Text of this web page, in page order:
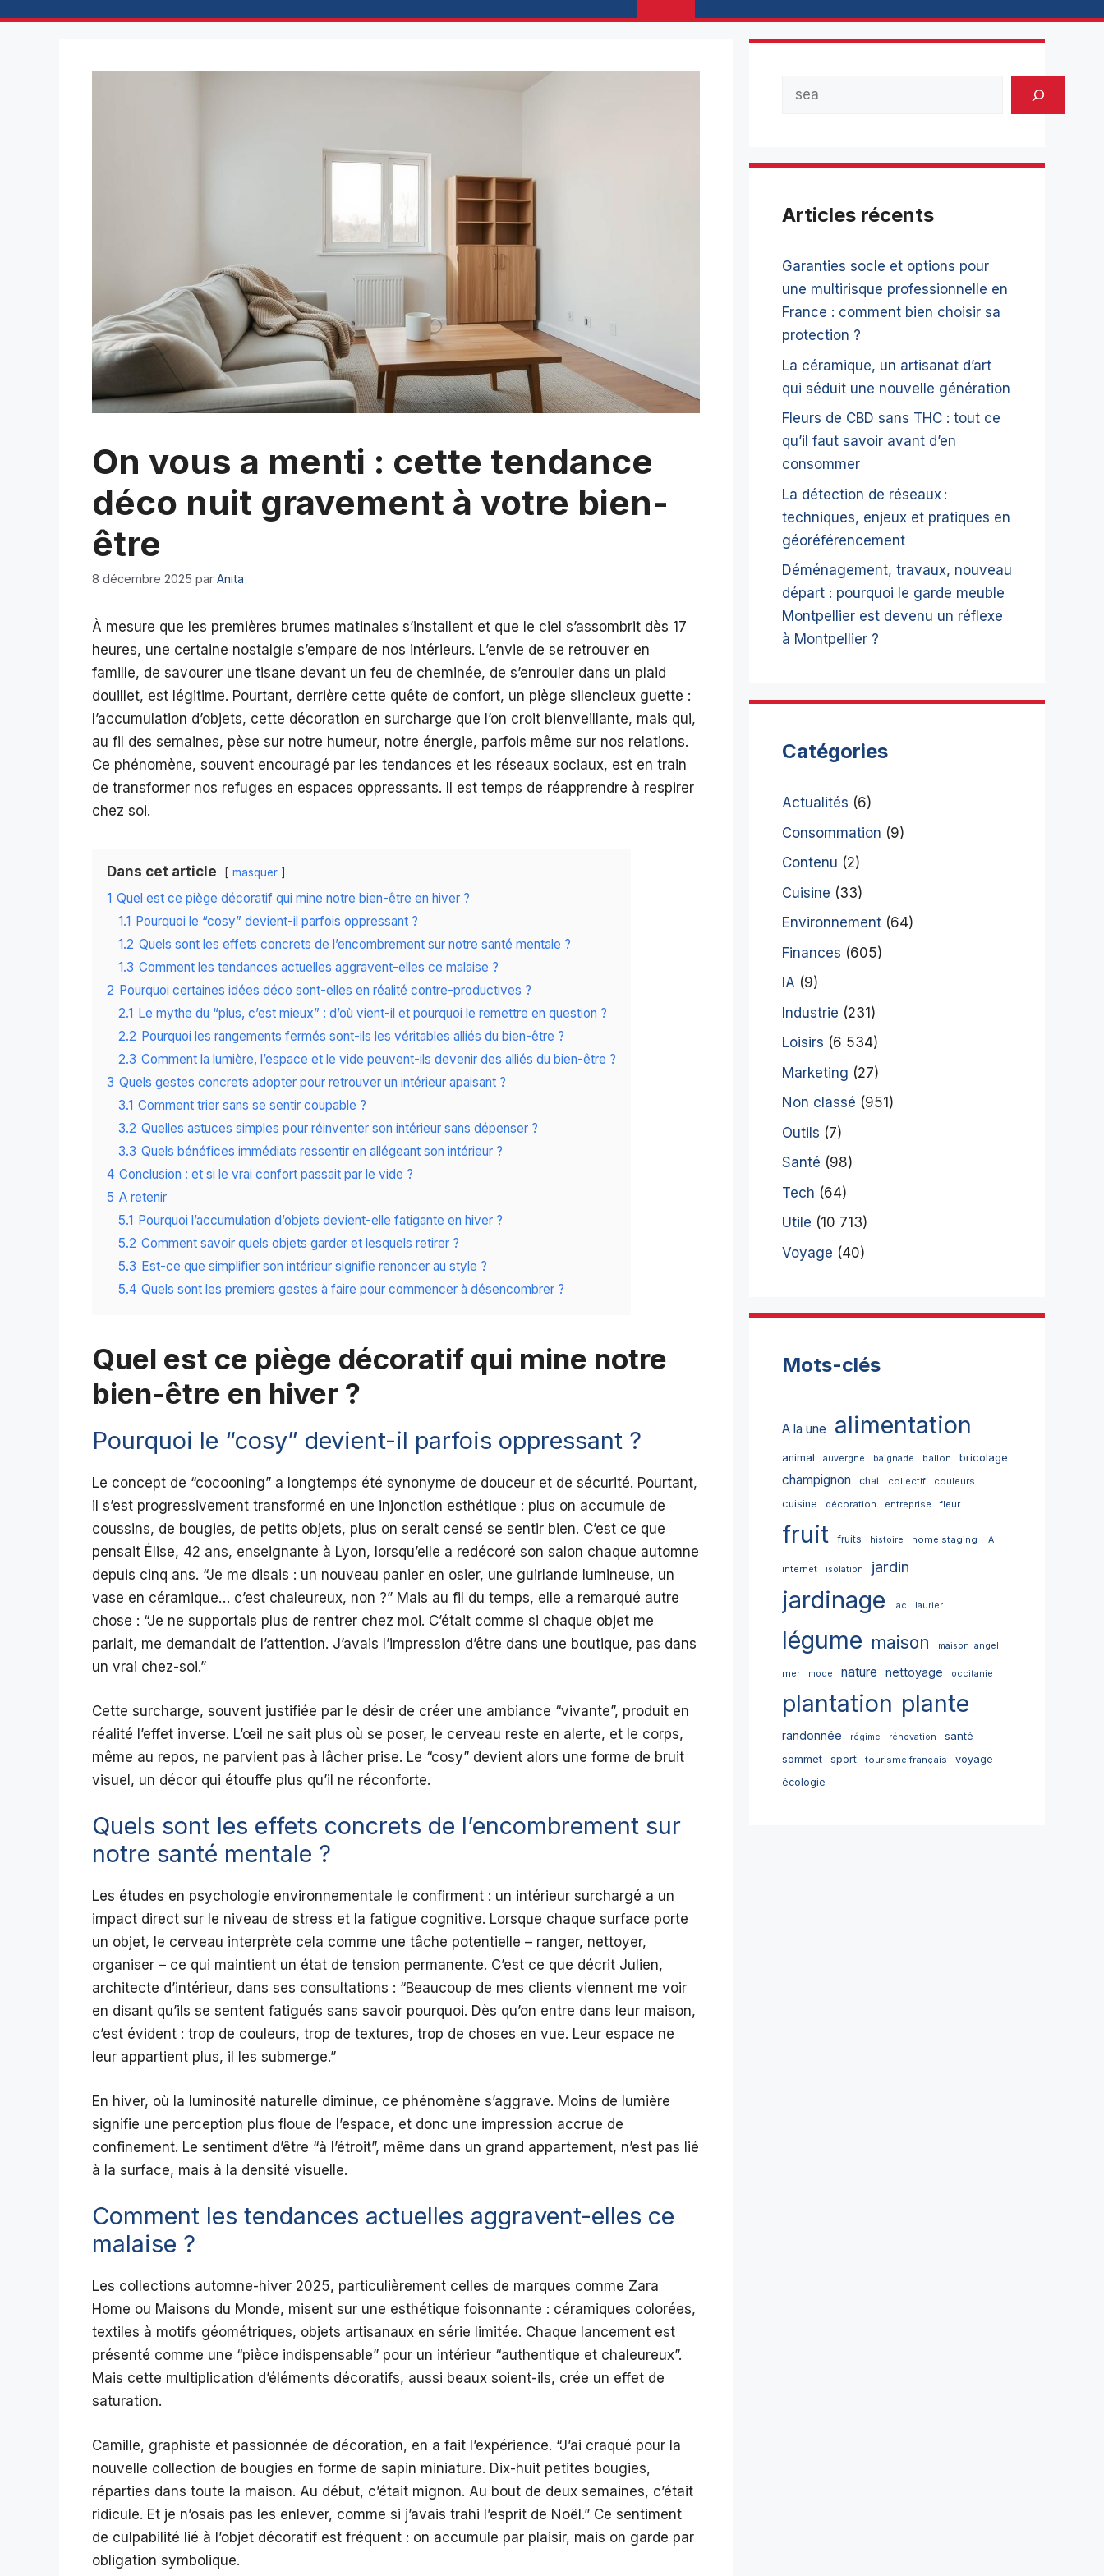
On vous a menti : cette tendance
déco nuit gravement à votre bien-
être
8 décembre 2025 par Anita
À mesure que les premières brumes matinales s’installent et que le ciel s’assombrit dès 17
heures, une certaine nostalgie s’empare de nos intérieurs. L’envie de se retrouver en
famille, de savourer une tisane devant un feu de cheminée, de s’enrouler dans un plaid
douillet, est légitime. Pourtant, derrière cette quête de confort, un piège silencieux guette :
l’accumulation d’objets, cette décoration en surcharge que l’on croit bienveillante, mais qui,
au fil des semaines, pèse sur notre humeur, notre énergie, parfois même sur nos relations.
Ce phénomène, souvent encouragé par les tendances et les réseaux sociaux, est en train
de transformer nos refuges en espaces oppressants. Il est temps de réapprendre à respirer
chez soi.
Dans cet article masquer
1 Quel est ce piège décoratif qui mine notre bien-être en hiver ?
1.1 Pourquoi le “cosy” devient-il parfois oppressant ?
1.2 Quels sont les effets concrets de l’encombrement sur notre santé mentale ?
1.3 Comment les tendances actuelles aggravent-elles ce malaise ?
2 Pourquoi certaines idées déco sont-elles en réalité contre-productives ?
2.1 Le mythe du “plus, c’est mieux” : d’où vient-il et pourquoi le remettre en question ?
2.2 Pourquoi les rangements fermés sont-ils les véritables alliés du bien-être ?
2.3 Comment la lumière, l’espace et le vide peuvent-ils devenir des alliés du bien-être ?
3 Quels gestes concrets adopter pour retrouver un intérieur apaisant ?
3.1 Comment trier sans se sentir coupable ?
3.2 Quelles astuces simples pour réinventer son intérieur sans dépenser ?
3.3 Quels bénéfices immédiats ressentir en allégeant son intérieur ?
4 Conclusion : et si le vrai confort passait par le vide ?
5 A retenir
5.1 Pourquoi l’accumulation d’objets devient-elle fatigante en hiver ?
5.2 Comment savoir quels objets garder et lesquels retirer ?
5.3 Est-ce que simplifier son intérieur signifie renoncer au style ?
5.4 Quels sont les premiers gestes à faire pour commencer à désencombrer ?
Quel est ce piège décoratif qui mine notre
bien-être en hiver ?
Pourquoi le “cosy” devient-il parfois oppressant ?
Le concept de “cocooning” a longtemps été synonyme de douceur et de sécurité. Pourtant,
il s’est progressivement transformé en une injonction esthétique : plus on accumule de
coussins, de bougies, de petits objets, plus on serait censé se sentir bien. C’est ce que
pensait Élise, 42 ans, enseignante à Lyon, lorsqu’elle a redécoré son salon chaque automne
depuis cinq ans. “Je me disais : un nouveau panier en osier, une guirlande lumineuse, un
vase en céramique… c’est chaleureux, non ?” Mais au fil du temps, elle a remarqué autre
chose : “Je ne supportais plus de rentrer chez moi. C’était comme si chaque objet me
parlait, me demandait de l’attention. J’avais l’impression d’être dans une boutique, pas dans
un vrai chez-soi.”
Cette surcharge, souvent justifiée par le désir de créer une ambiance “vivante”, produit en
réalité l’effet inverse. L’œil ne sait plus où se poser, le cerveau reste en alerte, et le corps,
même au repos, ne parvient pas à lâcher prise. Le “cosy” devient alors une forme de bruit
visuel, un décor qui étouffe plus qu’il ne réconforte.
Quels sont les effets concrets de l’encombrement sur
notre santé mentale ?
Les études en psychologie environnementale le confirment : un intérieur surchargé a un
impact direct sur le niveau de stress et la fatigue cognitive. Lorsque chaque surface porte
un objet, le cerveau interprète cela comme une tâche potentielle – ranger, nettoyer,
organiser – ce qui maintient un état de tension permanente. C’est ce que décrit Julien,
architecte d’intérieur, dans ses consultations : “Beaucoup de mes clients viennent me voir
en disant qu’ils se sentent fatigués sans savoir pourquoi. Dès qu’on entre dans leur maison,
c’est évident : trop de couleurs, trop de textures, trop de choses en vue. Leur espace ne
leur appartient plus, il les submerge.”
En hiver, où la luminosité naturelle diminue, ce phénomène s’aggrave. Moins de lumière
signifie une perception plus floue de l’espace, et donc une impression accrue de
confinement. Le sentiment d’être “à l’étroit”, même dans un grand appartement, n’est pas lié
à la surface, mais à la densité visuelle.
Comment les tendances actuelles aggravent-elles ce
malaise ?
Les collections automne-hiver 2025, particulièrement celles de marques comme Zara
Home ou Maisons du Monde, misent sur une esthétique foisonnante : céramiques colorées,
textiles à motifs géométriques, objets artisanaux en série limitée. Chaque lancement est
présenté comme une “pièce indispensable” pour un intérieur “authentique et chaleureux”.
Mais cette multiplication d’éléments décoratifs, aussi beaux soient-ils, crée un effet de
saturation.
Camille, graphiste et passionnée de décoration, en a fait l’expérience. “J’ai craqué pour la
nouvelle collection de bougies en forme de sapin miniature. Dix-huit petites bougies,
réparties dans toute la maison. Au début, c’était mignon. Au bout de deux semaines, c’était
ridicule. Et je n’osais pas les enlever, comme si j’avais trahi l’esprit de Noël.” Ce sentiment
de culpabilité lié à l’objet décoratif est fréquent : on accumule par plaisir, mais on garde par
obligation symbolique.
Articles récents
Garanties socle et options pour
une multirisque professionnelle en
France : comment bien choisir sa
protection ?
La céramique, un artisanat d’art
qui séduit une nouvelle génération
Fleurs de CBD sans THC : tout ce
qu’il faut savoir avant d’en
consommer
La détection de réseaux :
techniques, enjeux et pratiques en
géoréférencement
Déménagement, travaux, nouveau
départ : pourquoi le garde meuble
Montpellier est devenu un réflexe
à Montpellier ?
Catégories
Actualités (6)
Consommation (9)
Contenu (2)
Cuisine (33)
Environnement (64)
Finances (605)
IA (9)
Industrie (231)
Loisirs (6 534)
Marketing (27)
Non classé (951)
Outils (7)
Santé (98)
Tech (64)
Utile (10 713)
Voyage (40)
Mots-clés
A la une alimentation
animal auvergne baignade ballon bricolage
champignon chat collectif couleurs
cuisine décoration entreprise fleur
fruit fruits histoire home staging IA
internet isolation jardin
jardinage lac laurier
légume maison maison langel
mer mode nature nettoyage occitanie
plantation plante
randonnée régime rénovation
santé
sommet
sport tourisme français
voyage
écologie